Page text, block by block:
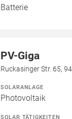
Batterie
PV-Giga
Ruckasinger Str. 65,
SOLARANLAGE
Photovoltaik
SOLAR TÄTIGKEITEN